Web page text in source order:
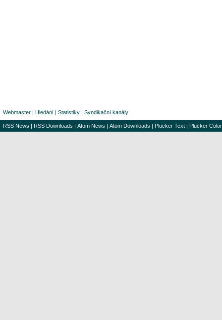
Webmaster | Hledání | Statistiky | Syndikační kanály
RSS News | RSS Downloads | Atom News | Atom Downloads | Plucker Text | Plucker Color